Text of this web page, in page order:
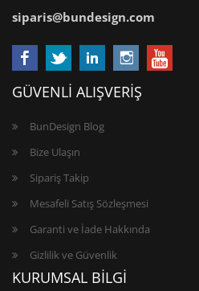
siparis@bundesign.com
GÜVENLİ ALIŞVERİŞ
BunDesign Blog
Bize Ulaşın
Sipariş Takip
Mesafeli Satış Sözleşmesi
Garanti ve İade Hakkında
Gizlilik ve Güvenlik
KURUMSAL BİLGİ